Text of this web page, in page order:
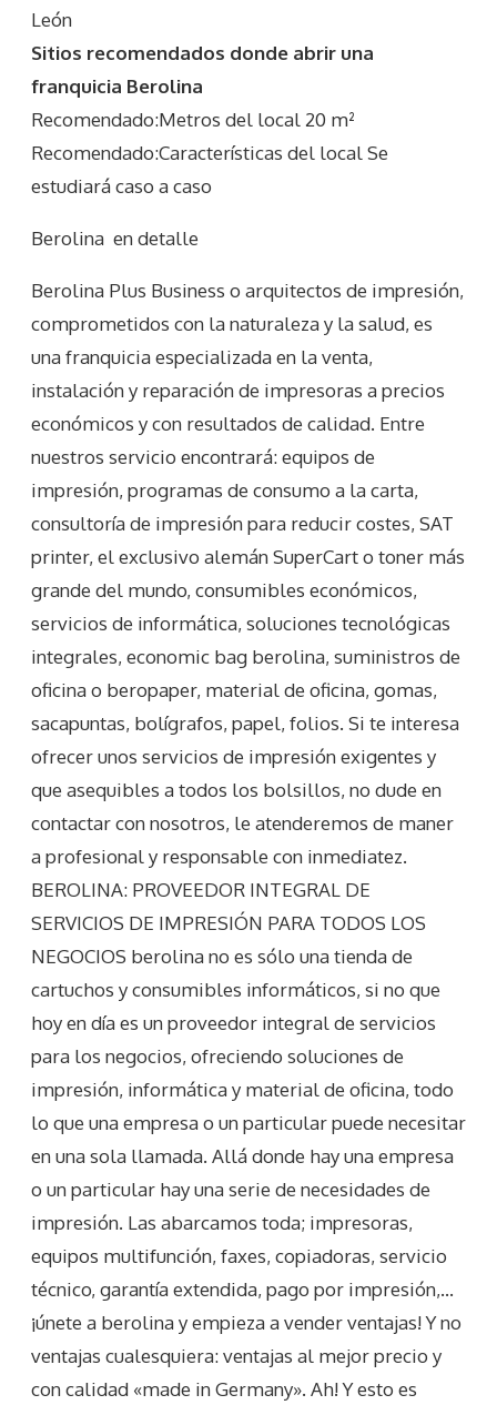
León
Sitios recomendados donde abrir una
franquicia Berolina
Recomendado:Metros del local 20 m²
Recomendado:Características del local Se
estudiará caso a caso
Berolina en detalle
Berolina Plus Business o arquitectos de impresión,
comprometidos con la naturaleza y la salud, es
una franquicia especializada en la venta,
instalación y reparación de impresoras a precios
económicos y con resultados de calidad. Entre
nuestros servicio encontrará: equipos de
impresión, programas de consumo a la carta,
consultoría de impresión para reducir costes, SAT
printer, el exclusivo alemán SuperCart o toner más
grande del mundo, consumibles económicos,
servicios de informática, soluciones tecnológicas
integrales, economic bag berolina, suministros de
oficina o beropaper, material de oficina, gomas,
sacapuntas, bolígrafos, papel, folios. Si te interesa
ofrecer unos servicios de impresión exigentes y
que asequibles a todos los bolsillos, no dude en
contactar con nosotros, le atenderemos de maner
a profesional y responsable con inmediatez.
BEROLINA: PROVEEDOR INTEGRAL DE
SERVICIOS DE IMPRESIÓN PARA TODOS LOS
NEGOCIOS berolina no es sólo una tienda de
cartuchos y consumibles informáticos, si no que
hoy en día es un proveedor integral de servicios
para los negocios, ofreciendo soluciones de
impresión, informática y material de oficina, todo
lo que una empresa o un particular puede necesitar
en una sola llamada. Allá donde hay una empresa
o un particular hay una serie de necesidades de
impresión. Las abarcamos toda; impresoras,
equipos multifunción, faxes, copiadoras, servicio
técnico, garantía extendida, pago por impresión,…
¡únete a berolina y empieza a vender ventajas! Y no
ventajas cualesquiera: ventajas al mejor precio y
con calidad «made in Germany». Ah! Y esto es